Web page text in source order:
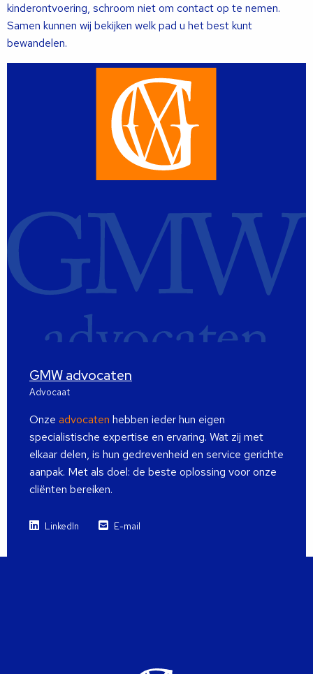
kinderontvoering, schroom niet om contact op te nemen.
Samen kunnen wij bekijken welk pad u het best kunt
bewandelen.
GMW advocaten
Advocaat
Onze advocaten hebben ieder hun eigen
specialistische expertise en ervaring. Wat zij met
elkaar delen, is hun gedrevenheid en service gerichte
aanpak. Met als doel: de beste oplossing voor onze
cliënten bereiken.
LinkedIn E-mail